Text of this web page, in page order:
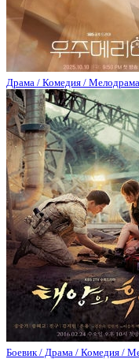
Драма / Комедия /
Боевик / Драма / Комедия /